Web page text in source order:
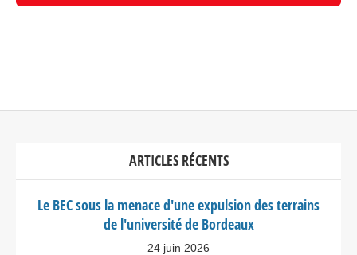
ARTICLES RÉCENTS
Le BEC sous la menace d'une expulsion des terrains
de l'université de Bordeaux
24 juin 2026